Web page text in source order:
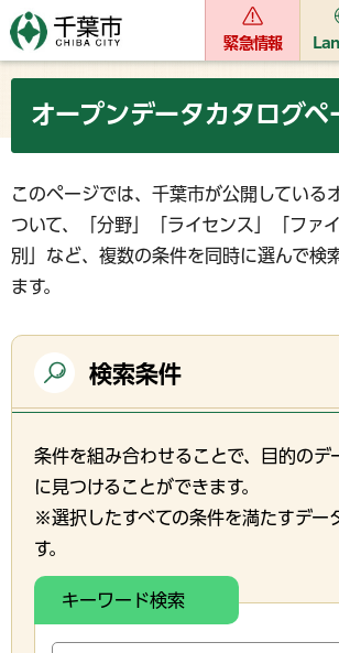
緊急情報
オープンデータカタログ
このページでは、千葉市が公開している
ついて、「分野」「ライセンス」「ファ
別」など、複数の条件を同時に選んで検
ます。
検索条件
条件を組み合わせることで、目的のデ
に見つけることができます。
※選択したすべての条件を満たすデー
す。
キーワード検索